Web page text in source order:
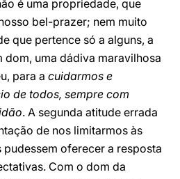
é uma propriedade, que
bel-prazer; nem muito
que pertence só a alguns, a
dom, uma dádiva maravilhosa
para a cuidarmos e
de todos, sempre com
. A segunda atitude errada
de nos limitarmos às
oferecer a resposta
Com o dom da